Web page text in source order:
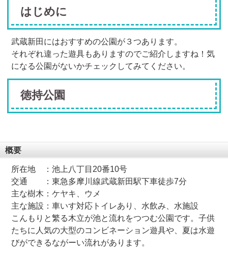
はじめに
武蔵新田にはおすすめの公園が３つあります。
それぞれ違った遊具もありますのでご紹介しますね！気
になる公園がないかチェックしてみてください。
徳持公園
概要
所在地 ：池上八丁目20番10号
交通 ：東急多摩川線武蔵新田駅下車徒歩7分
主な樹木：ケヤキ、ウメ
主な施設：車いす対応トイレあり、水飲み、水施設
こんもりと繁る木立が池と流れをつつむ公園です。子供
たちに人気の大型のコンビネーション遊具や、夏は水遊
びができるながーい流れがあります。